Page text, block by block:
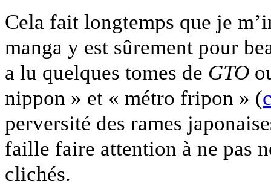
Cela fait longtemps que je
manga y est sûrement pour
a lu quelques tomes de GTO
nippon » et « métro fripon » (
perversité des rames
faille faire attention à ne pas
clichés.